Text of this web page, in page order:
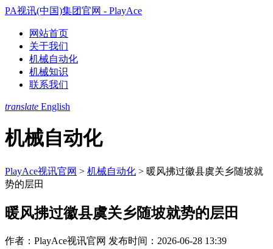
PA视讯(中国)集团官网 - PlayAce
网站首页
关于我们
机械自动化
机械知识
联系我们
translate English
机械自动化
PlayAce视讯官网 > 机械自动化 > 暖风拂过徽县虞关乡随坡就
势的层田
暖风拂过徽县虞关乡随坡就势的层田
作者：PlayAce视讯官网 发布时间：2026-06-28 13:39